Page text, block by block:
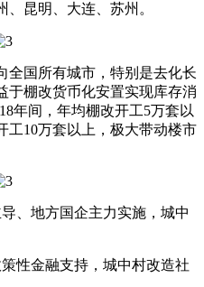
昆明、大连、苏州。
国所有城市，特别是去化长
于棚改货币化安置实现库存消
年间，年均棚改开工5万套以
工10万套以上，极大带动楼市
地方国企主力实施，城中
金融支持，城中村改造社